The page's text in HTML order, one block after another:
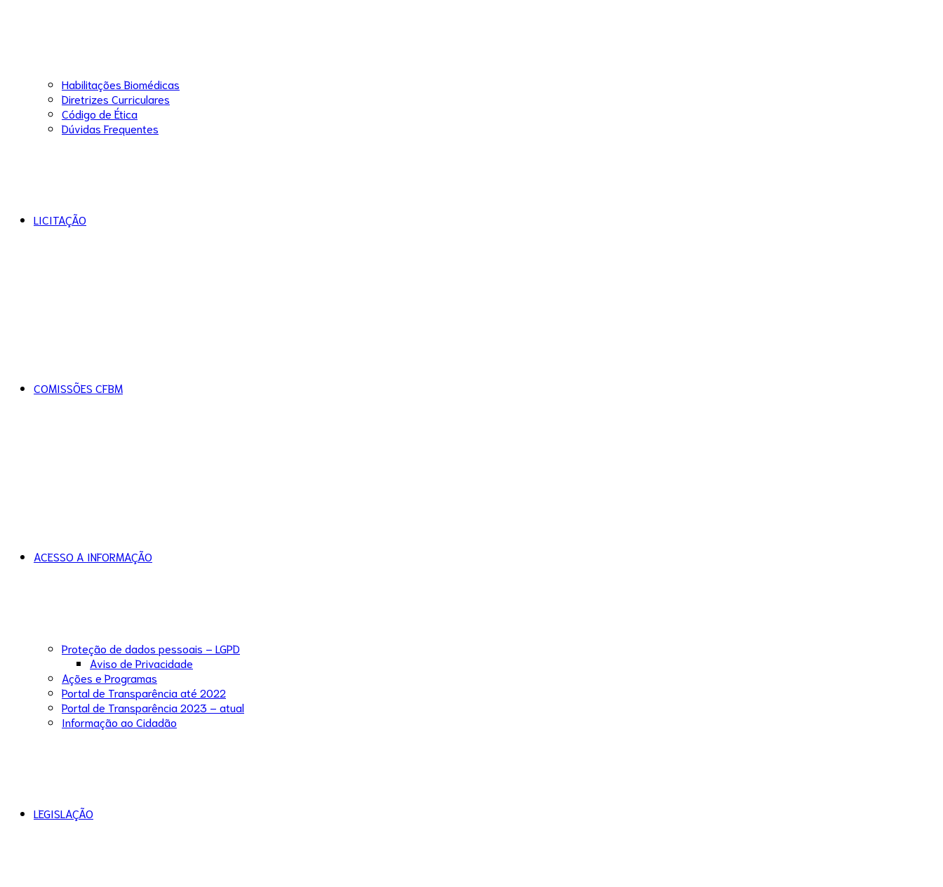
Habilitações Biomédicas
Diretrizes Curriculares
Código de Ética
Dúvidas Frequentes
LICITAÇÃO
COMISSÕES CFBM
ACESSO A INFORMAÇÃO
Proteção de dados pessoais – LGPD
Aviso de Privacidade
Ações e Programas
Portal de Transparência até 2022
Portal de Transparência 2023 – atual
Informação ao Cidadão
LEGISLAÇÃO